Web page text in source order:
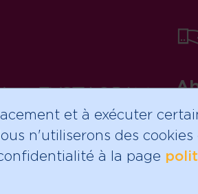
et à exécuter
n'utiliserons des
à la page
instagram